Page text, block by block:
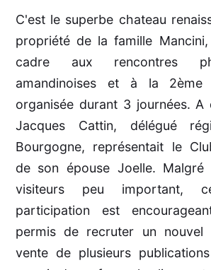
C'est le superbe chateau
propriété de la famille
cadre aux rencontres
amandinoises et à la 2ème
organisée durant 3 journées. A
Jacques Cattin, délégué
Bourgogne, représentait le
de son épouse Joelle.
visiteurs peu important,
participation est
permis de recruter un nouvel
vente de plusieurs